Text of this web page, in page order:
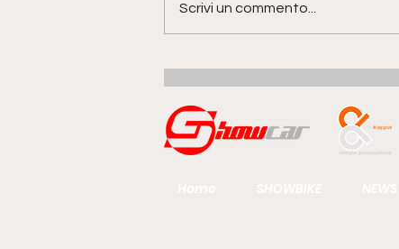
Range Rover GT | la quinta
anima della famiglia
guarda al futuro del gran
turismo
Scrivi un commento...